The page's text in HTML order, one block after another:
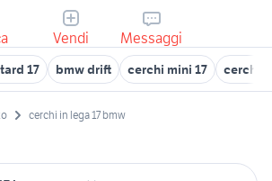
Vendi Messaggi
17 bmw drift cerchi mini 17 cerchi
cerchi in lega 17 bmw